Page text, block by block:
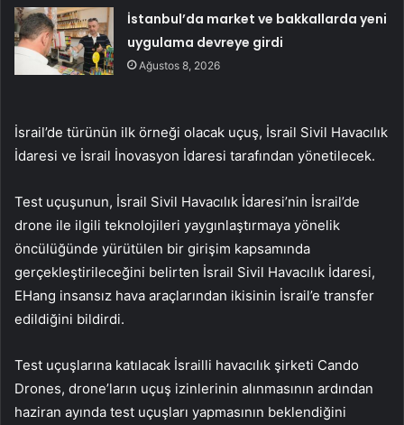
İstanbul’da market ve bakkallarda yeni
uygulama devreye girdi
Ağustos 8, 2026
İsrail’de türünün ilk örneği olacak uçuş, İsrail Sivil Havacılık
İdaresi ve İsrail İnovasyon İdaresi tarafından yönetilecek.
Test uçuşunun, İsrail Sivil Havacılık İdaresi’nin İsrail’de
drone ile ilgili teknolojileri yaygınlaştırmaya yönelik
öncülüğünde yürütülen bir girişim kapsamında
gerçekleştirileceğini belirten İsrail Sivil Havacılık İdaresi,
EHang insansız hava araçlarından ikisinin İsrail’e transfer
edildiğini bildirdi.
Test uçuşlarına katılacak İsrailli havacılık şirketi Cando
Drones, drone’ların uçuş izinlerinin alınmasının ardından
haziran ayında test uçuşları yapmasının beklendiğini